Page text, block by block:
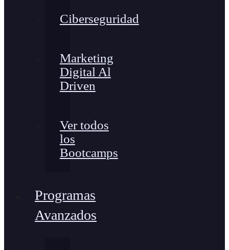
Ciberseguridad
Marketing
Digital Al
Driven
Ver todos
los
Bootcamps
Programas
Avanzados